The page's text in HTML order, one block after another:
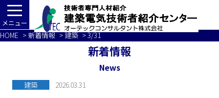
メニュー
HOME > 新着情報 >建築 > 3/31
新着情報
News
建築 2026.03.31